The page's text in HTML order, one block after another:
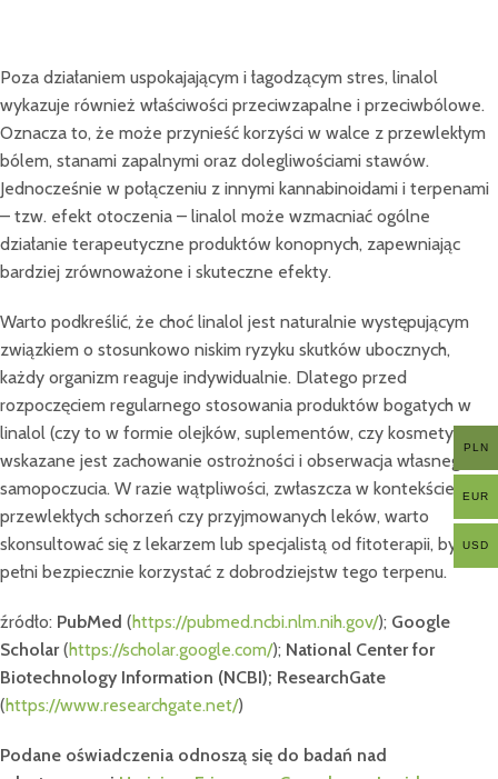
Poza działaniem uspokajającym i łagodzącym stres, linalol
wykazuje również właściwości przeciwzapalne i przeciwbólowe.
Oznacza to, że może przynieść korzyści w walce z przewlekłym
bólem, stanami zapalnymi oraz dolegliwościami stawów.
Jednocześnie w połączeniu z innymi kannabinoidami i terpenami
– tzw. efekt otoczenia – linalol może wzmacniać ogólne
działanie terapeutyczne produktów konopnych, zapewniając
bardziej zrównoważone i skuteczne efekty.
Warto podkreślić, że choć linalol jest naturalnie występującym
związkiem o stosunkowo niskim ryzyku skutków ubocznych,
każdy organizm reaguje indywidualnie. Dlatego przed
rozpoczęciem regularnego stosowania produktów bogatych w
linalol (czy to w formie olejków, suplementów, czy kosmetyków)
wskazane jest zachowanie ostrożności i obserwacja własnego
samopoczucia. W razie wątpliwości, zwłaszcza w kontekście
przewlekłych schorzeń czy przyjmowanych leków, warto
skonsultować się z lekarzem lub specjalistą od fitoterapii, by w
pełni bezpiecznie korzystać z dobrodziejstw tego terpenu.
źródło: PubMed (https://pubmed.ncbi.nlm.nih.gov/); Google
Scholar(https://scholar.google.com/); National Center for
Biotechnology Information (NCBI); ResearchGate
(https://www.researchgate.net/)
Podane oświadczenia odnoszą się do badań nad
PLN
EUR
USD